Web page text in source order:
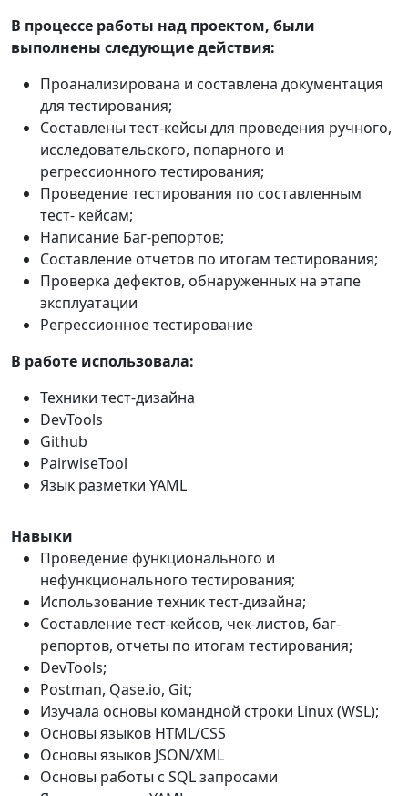
В процессе работы над проектом, были
выполнены следующие действия:
Проанализирована и составлена документация
для тестирования;
Составлены тест-кейсы для проведения ручного,
исследовательского, попарного и
регрессионного тестирования;
Проведение тестирования по составленным
тест- кейсам;
Написание Баг-репортов;
Составление отчетов по итогам тестирования;
Проверка дефектов, обнаруженных на этапе
эксплуатации
Регрессионное тестирование
В работе использовала:
Техники тест-дизайна
DevTools
Github
PairwiseTool
Язык разметки YAML
Навыки
Проведение функционального и
нефункционального тестирования;
Использование техник тест-дизайна;
Составление тест-кейсов, чек-листов, баг-
репортов, отчеты по итогам тестирования;
DevTools;
Postman, Qase.io, Git;
Изучала основы командной строки Linux (WSL);
Основы языков HTML/CSS
Основы языков JSON/XML
Основы работы с SQL запросами